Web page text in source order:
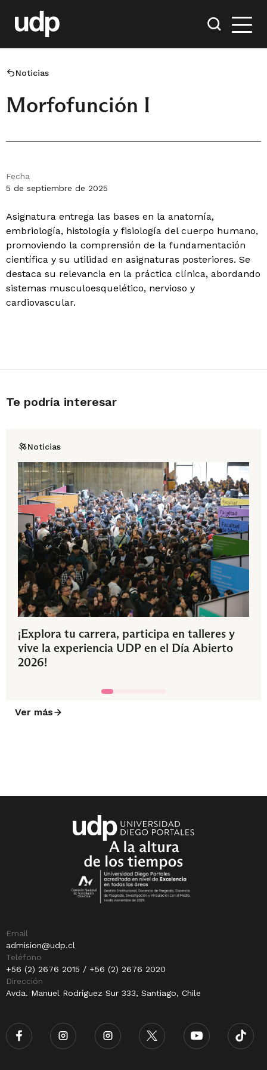
Noticias
Morfofunción I
Fecha
5 de septiembre de 2025
Asignatura entrega las bases en la anatomía,
embriología, histología y fisiología del cuerpo humano,
promoviendo la comprensión de la fundamentación
científica y su utilidad en asignaturas posteriores. Se
destaca su relevancia en la práctica clínica, abordando
sistemas musculoesquelético, nervioso y
cardiovascular.
Te podría interesar
Noticias
¡Explora tu carrera, participa en talleres y
vive la experiencia UDP en el Día Abierto
2026!
Ver más
Email
admision@udp.cl
Teléfono
+56 (2) 2676 2015 / +56 (2) 2676 2020
Dirección
Avda. Manuel Rodríguez Sur 333, Santiago, Chile